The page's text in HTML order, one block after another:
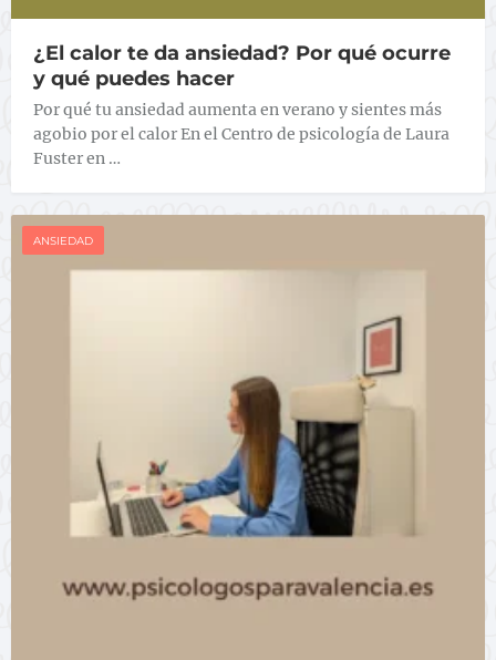
¿El calor te da ansiedad? Por qué ocurre
y qué puedes hacer
Por qué tu ansiedad aumenta en verano y sientes más
agobio por el calor En el Centro de psicología de Laura
Fuster en …
ANSIEDAD